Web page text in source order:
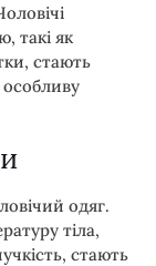
такі як
стають
одяг.
тіла,
стають